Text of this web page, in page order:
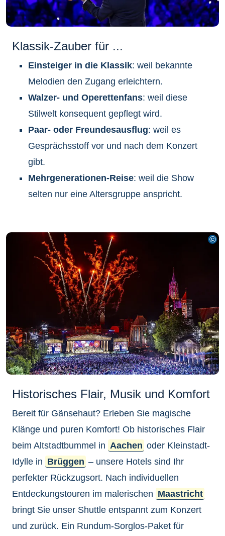
Klassik-Zauber für ...
Einsteiger in die Klassik: weil bekannte
Melodien den Zugang erleichtern.
Walzer- und Operettenfans: weil diese
Stilwelt konsequent gepflegt wird.
Paar- oder Freundesausflug: weil es
Gesprächsstoff vor und nach dem Konzert
gibt.
Mehrgenerationen-Reise: weil die Show
selten nur eine Altersgruppe anspricht.
Historisches Flair, Musik und Komfort
Bereit für Gänsehaut? Erleben Sie magische
Klänge und puren Komfort! Ob historisches Flair
beim Altstadtbummel in Aachen oder Kleinstadt-
Idylle in Brüggen – unsere Hotels sind Ihr
perfekter Rückzugsort. Nach individuellen
Entdeckungstouren im malerischen Maastricht
bringt Sie unser Shuttle entspannt zum Konzert
und zurück. Ein Rundum-Sorglos-Paket für